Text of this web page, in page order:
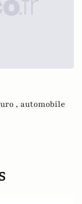
, automobile